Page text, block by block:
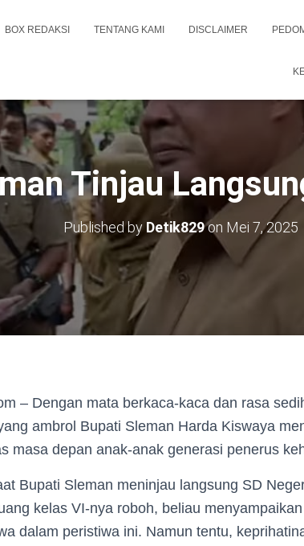
BOX REDAKSI TENTANG KAMI DISCLAIMER
Tinjau
Published byDetik829on Mei 7, 2025
– Dengan mata berkaca-kaca dan rasa
ambrol Bupati Sleman Harda Kiswaya
masa depan anak-anak generasi penerus
Bupati Sleman meninjau langsung SD
kelas VI-nya roboh, beliau
dalam peristiwa ini. Namun tentu,